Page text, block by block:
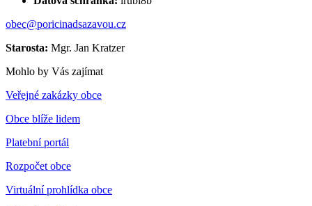
obec@poricinadsazavou.cz
Starosta: Mgr. Jan Kratzer
Mohlo by Vás zajímat
Veřejné zakázky obce
Obce blíže lidem
Platební portál
Rozpočet obce
Virtuální prohlídka obce